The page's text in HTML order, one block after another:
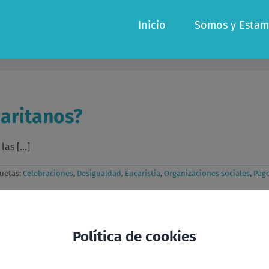
Inicio Somos y
[...]
Celebraciones, Desigualdad , Eucaristia, Organizaciones sociales,
Política de cookies